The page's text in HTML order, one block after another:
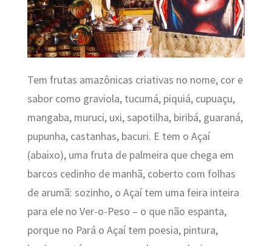
Tem frutas amazônicas criativas no nome, cor e
sabor como graviola, tucumá, piquiá, cupuaçu,
mangaba, muruci, uxi, sapotilha, biribá, guaraná,
pupunha, castanhas, bacuri. E tem o Açaí
(abaixo), uma fruta de palmeira que chega em
barcos cedinho de manhã, coberto com folhas
de arumã: sozinho, o Açaí tem uma feira inteira
para ele no Ver-o-Peso – o que não espanta,
porque no Pará o Açaí tem poesia, pintura,